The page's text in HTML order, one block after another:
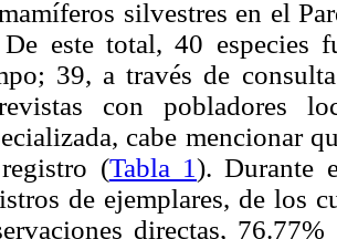
silvestres en el
este total, 40 especies
39, a través de
con pobladores
cabe mencionar
(Tabla 1). Durante
de ejemplares, de los
directas,